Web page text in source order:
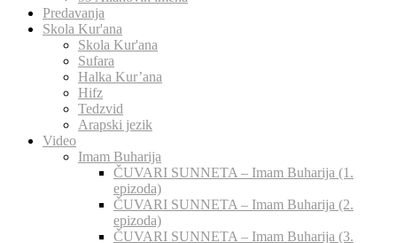
Predavanja
Skola Kur'ana
Skola Kur'ana
Sufara
Halka Kur’ana
Hifz
Tedzvid
Arapski jezik
Video
Imam Buharija
ČUVARI SUNNETA – Imam Buharija (1.
epizoda)
ČUVARI SUNNETA – Imam Buharija (2.
epizoda)
ČUVARI SUNNETA – Imam Buharija (3.